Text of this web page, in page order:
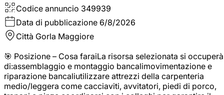
Codice annuncio 349939
Data di pubblicazione 6/8/2026
Città Gorla Maggiore
🎯 Posizione – Cosa faraiLa risorsa selezionata si occuperà
di:assemblaggio e montaggio bancalimovimentazione e
riparazione bancaliutilizzare attrezzi della carpenteria
medio/leggera come cacciaviti, avvitatori, piedi di porco,